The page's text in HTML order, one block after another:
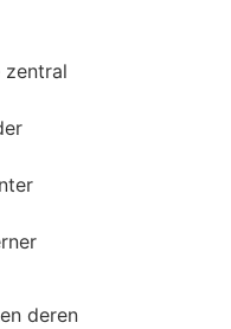
zentral
deren